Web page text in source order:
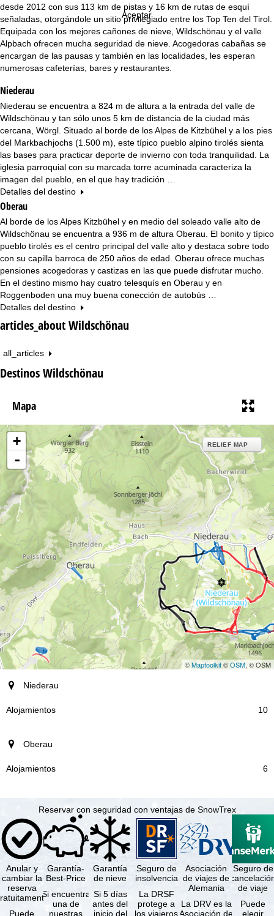
Aceptar
p
r
i
n
c
i
p
a
l
desde 2012 con sus 113 km de pistas y 16 km de rutas de esquí
señaladas, otorgándole un sitio privilegiado entre los Top Ten del Tirol.
Equipada con los mejores cañones de nieve, Wildschönau y el valle
Alpbach ofrecen mucha seguridad de nieve. Acogedoras cabañas se
encargan de las pausas y también en las localidades, les esperan
numerosas cafeterías, bares y restaurantes.
Niederau
Niederau se encuentra a 824 m de altura a la entrada del valle de
Wildschönau y tan sólo unos 5 km de distancia de la ciudad más
cercana, Wörgl. Situado al borde de los Alpes de Kitzbühel y a los pies
del Markbachjochs (1.500 m), este típico pueblo alpino tirolés sienta
las bases para practicar deporte de invierno con toda tranquilidad. La
iglesia parroquial con su marcada torre acuminada caracteriza la
imagen del pueblo, en el que hay tradición …
Detalles del destino
Oberau
Al borde de los Alpes Kitzbühel y en medio del soleado valle alto de
Wildschönau se encuentra a 936 m de altura Oberau. El bonito y típico
pueblo tirolés es el centro principal del valle alto y destaca sobre todo
con su capilla barroca de 250 años de edad. Oberau ofrece muchas
pensiones acogedoras y castizas en las que puede disfrutar mucho.
En el destino mismo hay cuatro telesquís en Oberau y en
Roggenboden una muy buena conección de autobús …
Detalles del destino
articles_about Wildschönau
all_articles
Destinos Wildschönau
Mapa
+
-
RELIEF MAP
©Maptoolkit©OSM, © OSM
Destino
Alojamientos
Niederau
10
Oberau
6
Reservar con seguridad con ventajas de SnowTrex
Anular y
cambiar la
reserva
Puede
Garantía-
Best-Price
Si encuentra
una de
nuestras
Garantía
de nieve
Si 5 días
antes del
inicio del
Seguro de
insolvencia
La DRSF
protege a
los viajeros
Asociación
de viajes de
Alemania
La DRV es la
Asociación de
Seguro de
de viaje
Puede
elegir